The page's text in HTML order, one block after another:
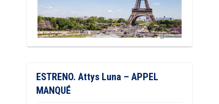
ESTRENO. Attys Luna – APPEL
MANQUÉ